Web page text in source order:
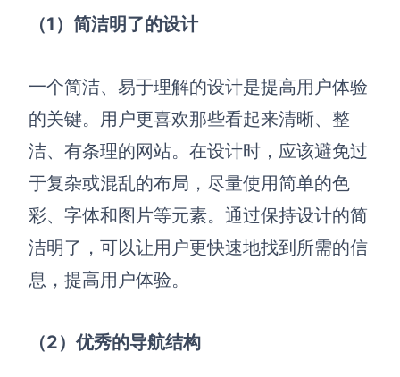
（1）简洁明了的设计
一个简洁、易于理解的设计是提高用户体验
的关键。用户更喜欢那些看起来清晰、整
洁、有条理的网站。在设计时，应该避免过
于复杂或混乱的布局，尽量使用简单的色
彩、字体和图片等元素。通过保持设计的简
洁明了，可以让用户更快速地找到所需的信
息，提高用户体验。
（2）优秀的导航结构